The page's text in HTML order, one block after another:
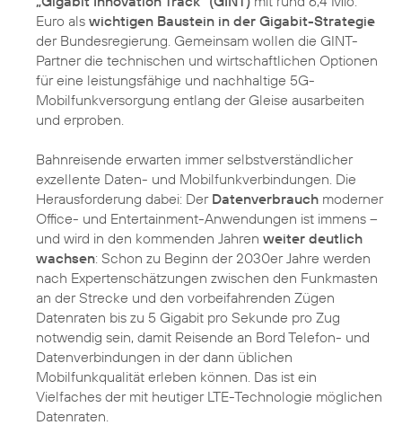
Euro als wichtigen Baustein in der Gigabit-Strategie
der Bundesregierung. Gemeinsam wollen die GINT-
Partner die technischen und wirtschaftlichen Optionen
für eine leistungsfähige und nachhaltige 5G-
Mobilfunkversorgung entlang der Gleise ausarbeiten
und erproben.
Bahnreisende erwarten immer selbstverständlicher
exzellente Daten- und Mobilfunkverbindungen. Die
Herausforderung dabei: Der Datenverbrauch moderner
Office- und Entertainment-Anwendungen ist immens –
und wird in den kommenden Jahren weiter deutlich
wachsen: Schon zu Beginn der 2030er Jahre werden
nach Expertenschätzungen zwischen den Funkmasten
an der Strecke und den vorbeifahrenden Zügen
Datenraten bis zu 5 Gigabit pro Sekunde pro Zug
notwendig sein, damit Reisende an Bord Telefon- und
Datenverbindungen in der dann üblichen
Mobilfunkqualität erleben können. Das ist ein
Vielfaches der mit heutiger LTE-Technologie möglichen
Datenraten.